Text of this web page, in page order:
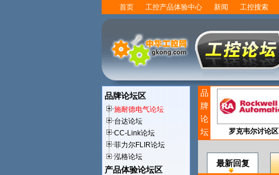
首页 工控产品体验中心 新闻 工控搜索
品牌论坛区
施耐德电气论坛
台达论坛
CC-Link论坛
菲力尔FLIR论坛
泓格论坛
产品体验论坛区
品
牌
论
坛
罗克韦尔讨论区
最新回复